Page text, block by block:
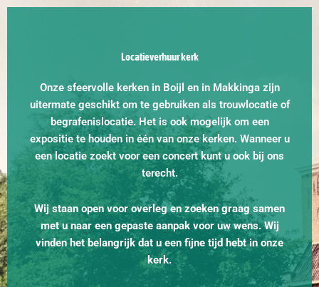
Locatieverhuur kerk
Onze sfeervolle kerken in Boijl en in Makkinga zijn
uitermate geschikt om te gebruiken als trouwlocatie of
begrafenislocatie. Het is ook mogelijk om een
expositie te houden in één van onze kerken. Wanneer u
een locatie zoekt voor een concert kunt u ook bij ons
terecht.
Wij staan open voor overleg en zoeken graag samen
met u naar een gepaste aanpak voor uw wens. Wij
vinden het belangrijk dat u een fijne tijd hebt in onze
kerk.